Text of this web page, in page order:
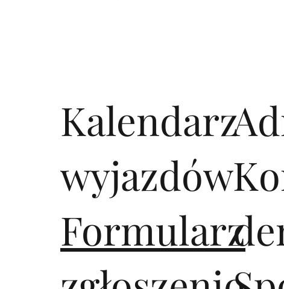
Kalendarz
wyjazdów
Formularz